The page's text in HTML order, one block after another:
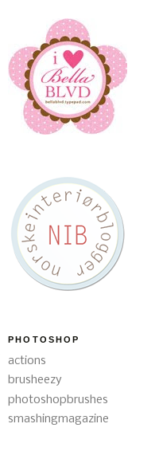
PHOTOSHOP
actions
brusheezy
photoshopbrushes
smashingmagazine